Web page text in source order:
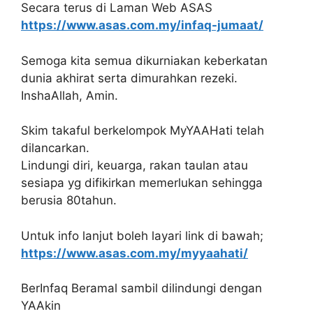
Secara terus di Laman Web ASAS
https://www.asas.com.my/infaq-jumaat/
Semoga kita semua dikurniakan keberkatan
dunia akhirat serta dimurahkan rezeki.
InshaAllah, Amin.
Skim takaful berkelompok MyYAAHati telah
dilancarkan.
Lindungi diri, keuarga, rakan taulan atau
sesiapa yg difikirkan memerlukan sehingga
berusia 80tahun.
Untuk info lanjut boleh layari link di bawah;
https://www.asas.com.my/myyaahati/
BerInfaq Beramal sambil dilindungi dengan
YAAkin